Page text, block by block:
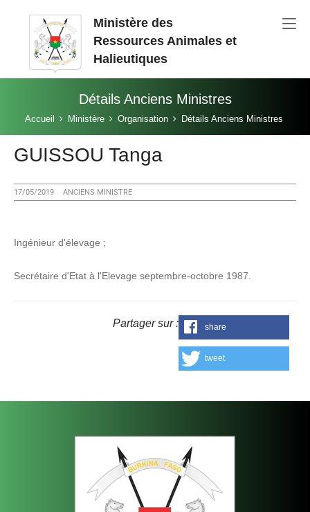
Aller au contenu principal
Ministère des
Ressources Animales et
Halieutiques
Détails Anciens Ministres
Vous êtes ici:
Accueil Ministère Organisation Détails Anciens Ministres
GUISSOU Tanga
17/05/2019 ANCIENS MINISTRE
Ingénieur d'élevage ;
Secrétaire d'Etat à l'Elevage septembre-octobre 1987.
Partager sur : share
tweet